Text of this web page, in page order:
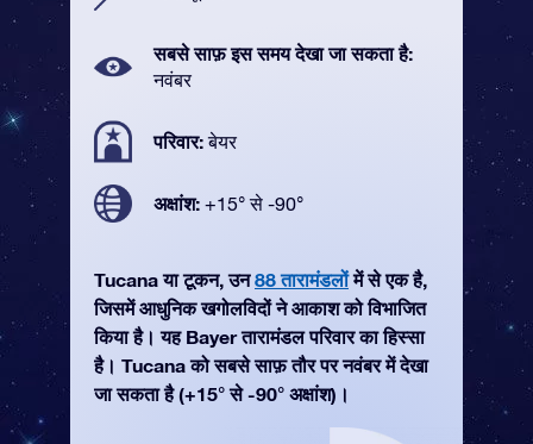
सबसे साफ़ इस समय देखा जा सकता है:
नवंबर
परिवार:बेयर
अक्षांश: +15° से -90°
Tucana या टूकन, उन88 तारामंडलोंमें से एक है,
जिसमें आधुनिक खगोलविदों ने आकाश को विभाजित
किया है। यह Bayer तारामंडल परिवार का हिस्सा
है। Tucana को सबसे साफ़ तौर पर नवंबर में देखा
जा सकता है (+15° से -90° अक्षांश)।